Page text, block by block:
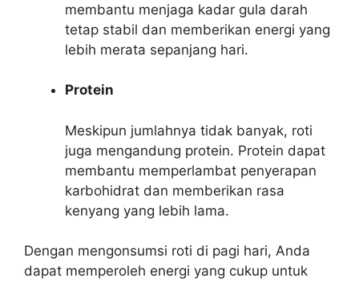
membantu menjaga kadar gula darah
tetap stabil dan memberikan energi yang
lebih merata sepanjang hari.
Protein
Meskipun jumlahnya tidak banyak, roti
juga mengandung protein. Protein dapat
membantu memperlambat penyerapan
karbohidrat dan memberikan rasa
kenyang yang lebih lama.
Dengan mengonsumsi roti di pagi hari, Anda
dapat memperoleh energi yang cukup untuk